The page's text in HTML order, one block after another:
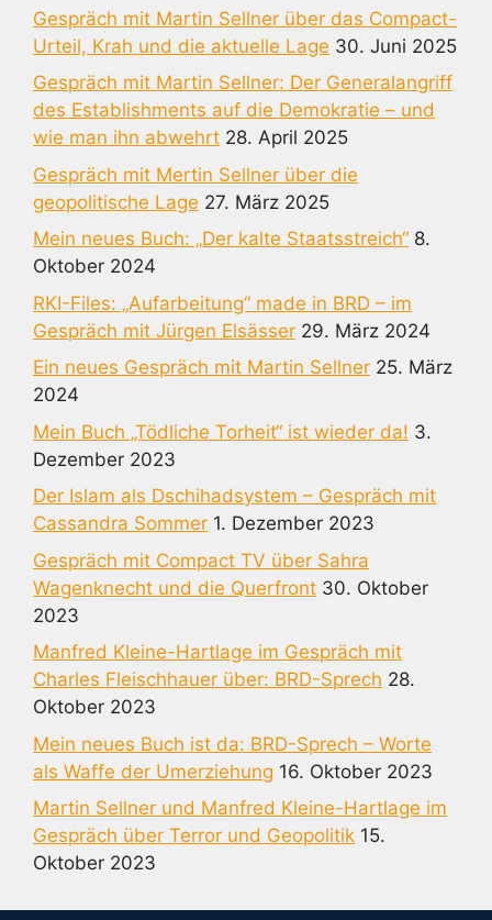
Gespräch mit Martin Sellner über das Compact-
Urteil, Krah und die aktuelle Lage 30. Juni 2025
Gespräch mit Martin Sellner: Der Generalangriff
des Establishments auf die Demokratie – und
wie man ihn abwehrt 28. April 2025
Gespräch mit Mertin Sellner über die
geopolitische Lage 27. März 2025
Mein neues Buch: „Der kalte Staatsstreich“ 8.
Oktober 2024
RKI-Files: „Aufarbeitung“ made in BRD – im
Gespräch mit Jürgen Elsässer 29. März 2024
Ein neues Gespräch mit Martin Sellner 25. März
2024
Mein Buch „Tödliche Torheit“ ist wieder da! 3.
Dezember 2023
Der Islam als Dschihadsystem – Gespräch mit
Cassandra Sommer 1. Dezember 2023
Gespräch mit Compact TV über Sahra
Wagenknecht und die Querfront 30. Oktober
2023
Manfred Kleine-Hartlage im Gespräch mit
Charles Fleischhauer über: BRD-Sprech 28.
Oktober 2023
Mein neues Buch ist da: BRD-Sprech – Worte
als Waffe der Umerziehung 16. Oktober 2023
Martin Sellner und Manfred Kleine-Hartlage im
Gespräch über Terror und Geopolitik 15.
Oktober 2023